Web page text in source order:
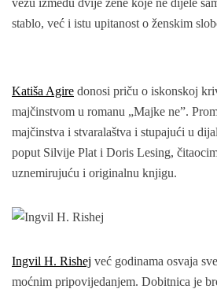
vezu između dvije žene koje ne dijele
stablo, već i istu upitanost o ženskim
Katiša Agire donosi priču o iskonskoj
majčinstvom u romanu „Majke ne”.
majčinstva i stvaralaštva i stupajući u
poput Silvije Plat i Doris Lesing,
uznemirujuću i originalnu knjigu.
Ingvil H. Rishej već godinama osvaja
moćnim pripovijedanjem. Dobitnica je